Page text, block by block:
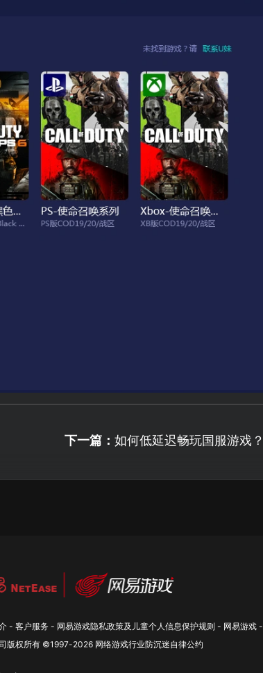
下一篇： 如何低延迟畅玩国服游戏？
- 客户服务 - 网易游戏隐私政策及儿童个人信息保护规则 - 网易游戏 -
版权所有 ©1997-2026 网络游戏行业防沉迷自律公约